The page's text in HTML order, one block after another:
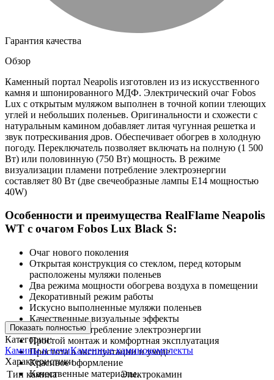
Гарантия качества
Обзор
Каменный портал Neapolis изготовлен из из искусственного
камня и шпонированного МДФ. Электрический очаг Fobos
Lux с открытым муляжом выполнен в точной копии тлеющих
углей и небольших поленьев. Оригинальности и схожести с
натуральным камином добавляет литая чугунная решетка и
звук потрескивания дров. Обеспечивает обогрев в холодную
погоду. Переключатель позволяет включать на полную (1 500
Вт) или половинную (750 Вт) мощность. В режиме
визуализации пламени потребление электроэнергии
составляет 80 Вт (две свечеобразные лампы E14 мощностью
40W)
Особенности и преимущества RealFlame Neapolis
WT с очагом Fobos Lux Black S:
Очаг нового поколения
Открытая конструкция со стеклом, перед которым
расположены муляжи поленьев
Два режима мощности обогрева воздуха в помещении
Декоративный режим работы
Искусно выполненные муляжи поленьев
Качественные визуальные эффекты
Экономное потребление электроэнергии
Простой монтаж и комфортная эксплуатация
Простота в эксплуатации и уходе
Красивое оформление
Качественные материалы.
Показать полностью
Категории:
Камины и печиКаменные каминокомплекты
Характеристики
Тип камина
Электрокамин